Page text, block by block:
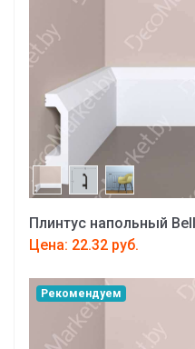
Плинтус напольный
Цена: 22.32 руб.
Рекомендуем